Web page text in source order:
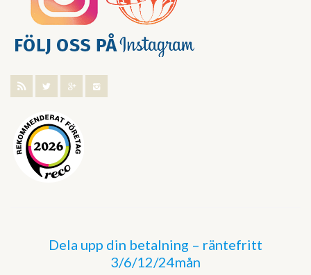
Dela upp din betalning – räntefritt
3/6/12/24mån